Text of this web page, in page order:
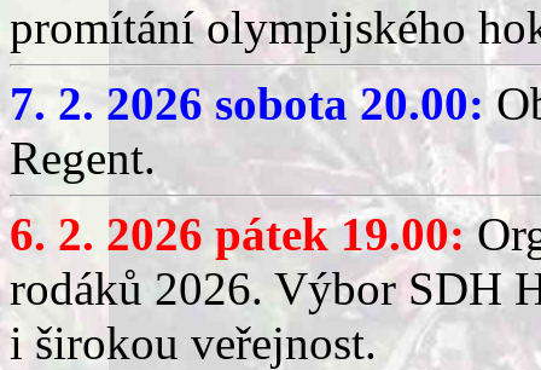
promítání olympijského
7. 2. 2026 sobota 20.00:
Regent.
6. 2. 2026 pátek 19.00:
rodáků 2026. Výbor SDH
i širokou veřejnost.